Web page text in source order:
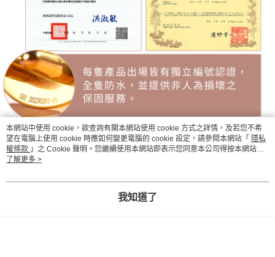
本網站中使用 cookie，欲查詢有關本網站使用 cookie 方式之詳情，及若您不希
望在電腦上使用 cookie 時應如何變更電腦的 cookie 設定，請參閱本網站「 隱私
權條款 」之 Cookie 聲明。您繼續使用本網站即表示您同意本公司得按本網站使
用條款之 Cookie 聲明使用 cookie。
了解更多 >
我知道了